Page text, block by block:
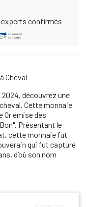
experts confirmés
Cheval
2024, découvrez une
Cette monnaie
Or émise dès
Présentant le
cette monnaie fut
qui fut capturé
d’où son nom